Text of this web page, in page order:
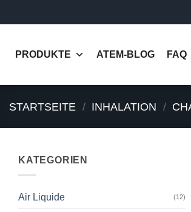
to
PRODUKTE ATEM-BLOG FAQ
STARTSEITE / INHALATION /
KATEGORIEN
Air Liquide (12)